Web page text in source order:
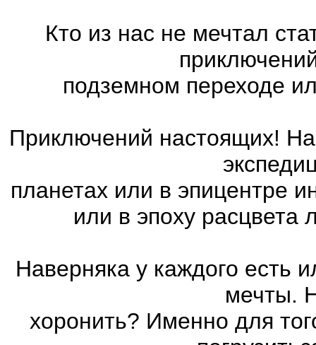
Кто из нас не мечтал
подземном переходе
Приключений настоящих! На
планетах или в эпицентре
или в эпоху
Наверняка у каждого есть
мечты.
хоронить? Именно для